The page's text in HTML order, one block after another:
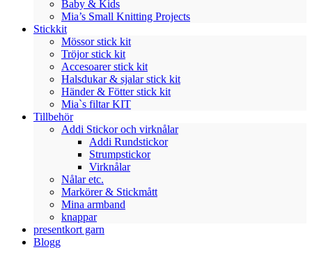
Baby & Kids
Mia’s Small Knitting Projects
Stickkit
Mössor stick kit
Tröjor stick kit
Accesoarer stick kit
Halsdukar & sjalar stick kit
Händer & Fötter stick kit
Mia`s filtar KIT
Tillbehör
Addi Stickor och virknålar
Addi Rundstickor
Strumpstickor
Virknålar
Nålar etc.
Markörer & Stickmått
Mina armband
knappar
presentkort garn
Blogg